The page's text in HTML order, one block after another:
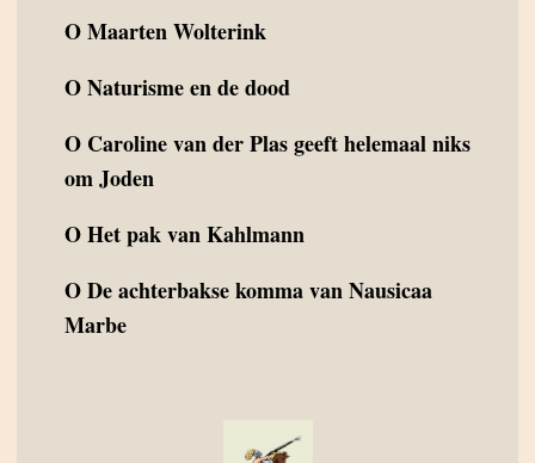
OMaarten Wolterink
ONaturisme en de dood
O Caroline van der Plas geeft helemaal niks
om Joden
OHet pak van Kahlmann
ODe achterbakse komma van Nausicaa
Marbe